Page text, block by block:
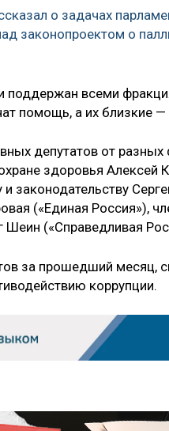
о задачах
законопроектом о
поддержан всеми
помощь, а их близкие
депутатов от
здоровья
и законодательству
(«Единая Россия»),
Шеин («Справедливая
за прошедший месяц,
коррупции.